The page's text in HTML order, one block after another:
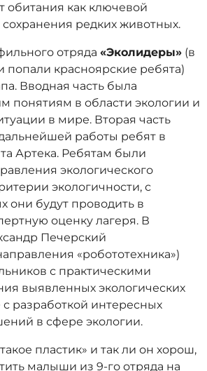
обитания как ключевой
редких животных.
отряда «Эколидеры» (в
попали красноярские ребята)
Вводная часть была
понятиям в области экологии и
в мире. Вторая часть
работы ребят в
Артека. Ребятам были
экологического
экологичности, с
они будут проводить в
оценку лагеря. В
Печерский
«робототехника»)
с практическими
выявленных экологических
разработкой интересных
в сфере экологии.
пластик» и так ли он хорош,
малыши из 9-го отряда на